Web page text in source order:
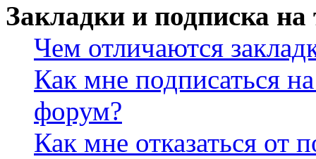
Закладки и подписка
Чем отличаются
Как мне подписаться
форум?
Как мне отказаться от